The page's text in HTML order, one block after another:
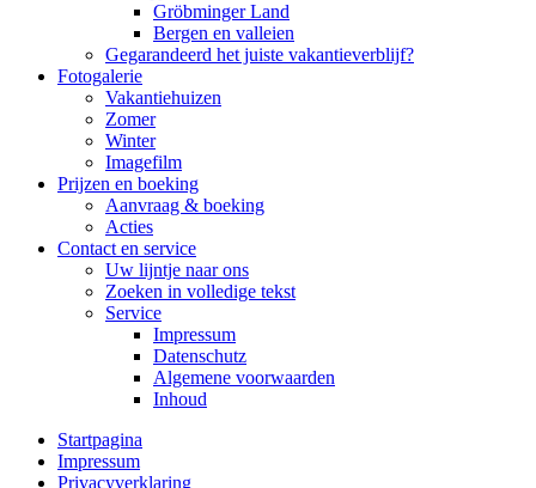
Gröbminger Land
Bergen en valleien
Gegarandeerd het juiste vakantieverblijf?
Fotogalerie
Vakantiehuizen
Zomer
Winter
Imagefilm
Prijzen en boeking
Aanvraag & boeking
Acties
Contact en service
Uw lijntje naar ons
Zoeken in volledige tekst
Service
Impressum
Datenschutz
Algemene voorwaarden
Inhoud
Startpagina
Impressum
Privacyverklaring